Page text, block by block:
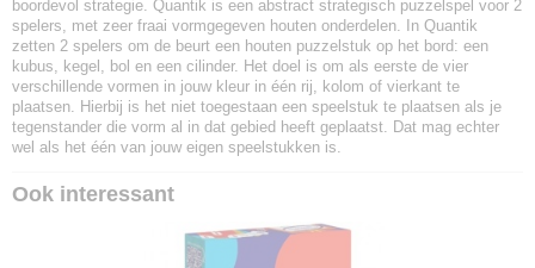
boordevol strategie. Quantik is een abstract strategisch puzzelspel voor 2
spelers, met zeer fraai vormgegeven houten onderdelen. In Quantik
zetten 2 spelers om de beurt een houten puzzelstuk op het bord: een
kubus, kegel, bol en een cilinder. Het doel is om als eerste de vier
verschillende vormen in jouw kleur in één rij, kolom of vierkant te
plaatsen. Hierbij is het niet toegestaan een speelstuk te plaatsen als je
tegenstander die vorm al in dat gebied heeft geplaatst. Dat mag echter
wel als het één van jouw eigen speelstukken is.
Ook interessant